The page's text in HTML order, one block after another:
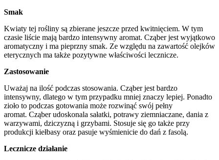
Smak
Kwiaty tej rośliny są zbierane jeszcze przed kwitnięciem. W tym
czasie liście mają bardzo intensywny aromat. Cząber jest wyjątkowo
aromatyczny i ma pieprzny smak. Ze względu na zawartość olejków
eterycznych ma także pozytywne właściwości lecznicze.
Zastosowanie
Uważaj na ilość podczas stosowania. Cząber jest bardzo
intensywny, dlatego w tym przypadku mniej znaczy lepiej. Ponadto
zioło to podczas gotowania może rozwinąć swój pełny
aromat. Cząber udoskonala sałatki, potrawy ziemniaczane, dania z
warzywami, dziczyzną i grzybami. Stosuje się go także przy
produkcji kiełbasy oraz pasuje wyśmienicie do dań z fasolą.
Lecznicze działanie